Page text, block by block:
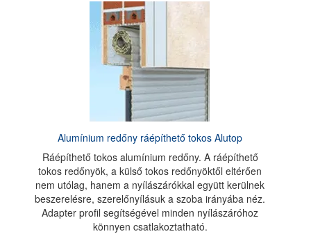
Alumínium redőny ráépíthető tokos Alutop
Ráépíthető tokos alumínium redőny. A ráépíthető
tokos redőnyök, a külső tokos redőnyöktől eltérően
nem utólag, hanem a nyílászárókkal együtt kerülnek
beszerelésre, szerelőnyílásuk a szoba irányába néz.
Adapter profil segítségével minden nyílászáróhoz
könnyen csatlakoztatható.